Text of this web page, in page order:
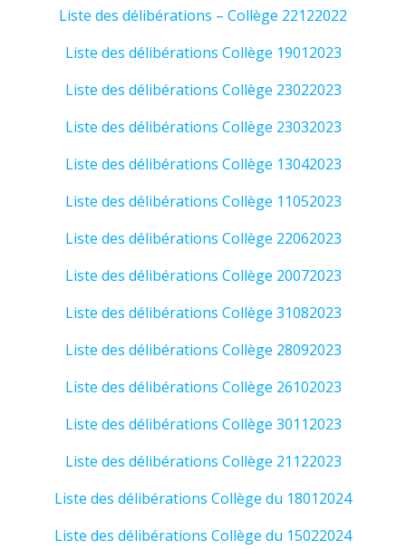
Liste des délibérations – Collège 22122022
Liste des délibérations Collège 19012023
Liste des délibérations Collège 23022023
Liste des délibérations Collège 23032023
Liste des délibérations Collège 13042023
Liste des délibérations Collège 11052023
Liste des délibérations Collège 22062023
Liste des délibérations Collège 20072023
Liste des délibérations Collège 31082023
Liste des délibérations Collège 28092023
Liste des délibérations Collège 26102023
Liste des délibérations Collège 30112023
Liste des délibérations Collège 21122023
Liste des délibérations Collège du 18012024
Liste des délibérations Collège du 15022024